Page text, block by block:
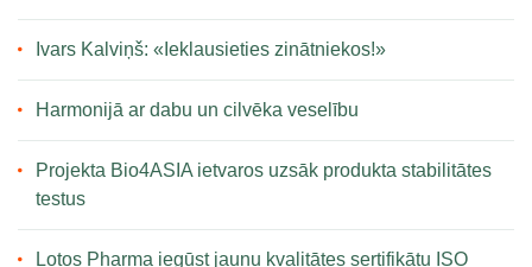
Ivars Kalviņš: «Ieklausieties zinātniekos!»
Harmonijā ar dabu un cilvēka veselību
Projekta Bio4ASIA ietvaros uzsāk produkta stabilitātes
testus
Lotos Pharma iegūst jaunu kvalitātes sertifikātu ISO